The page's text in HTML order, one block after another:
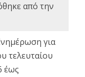
από την
για
τελευταίου
έως